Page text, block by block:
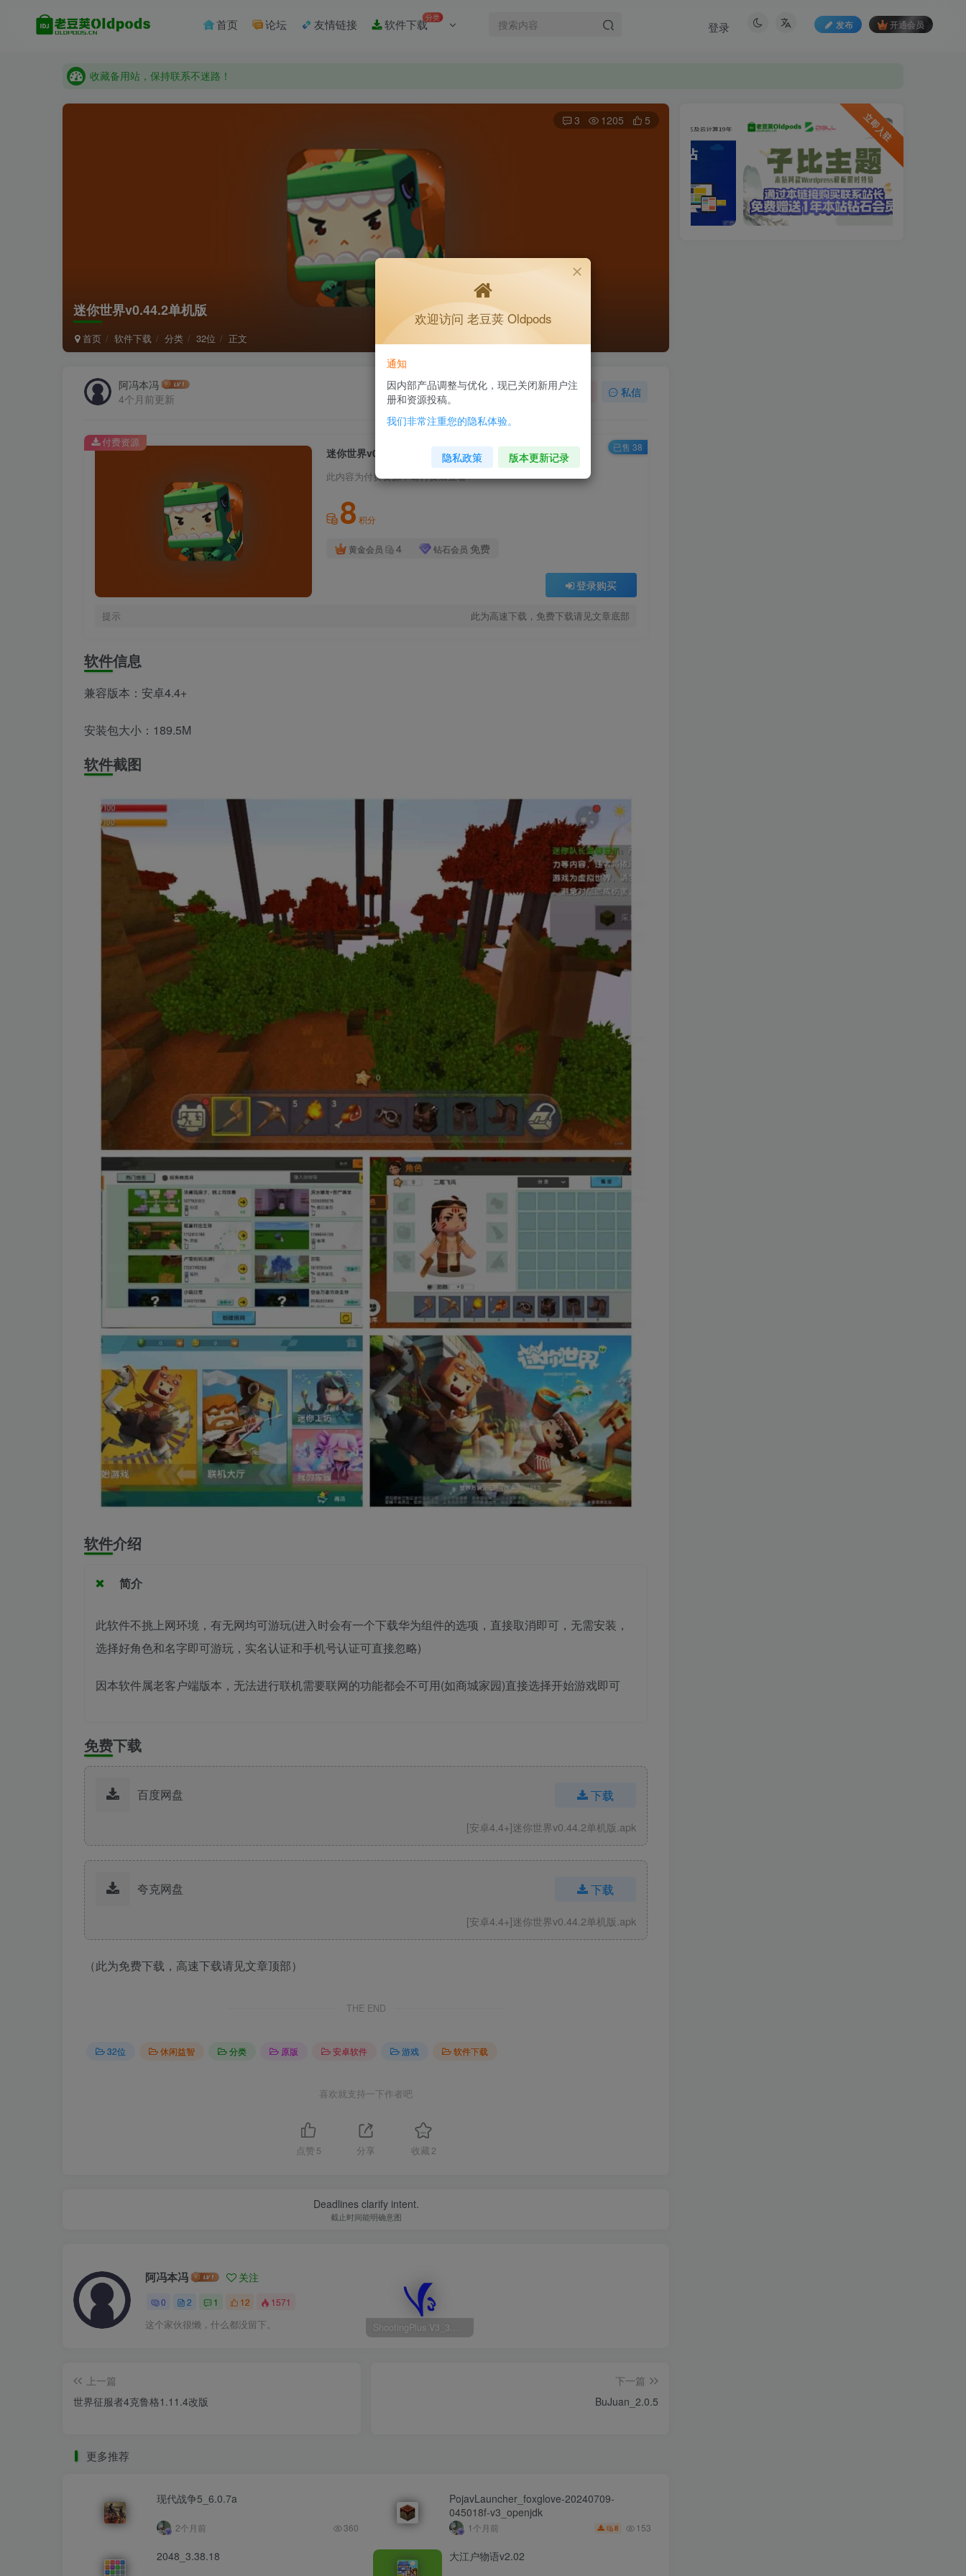
首页 论坛 友情链接 软件下载分类
发布 开通会员
登录
老豆荚 Oldpods版本：v10.3.0 泡芙
老豆荚 Oldpods版本：v10.3.0 泡芙
迷你世界v0.44.2单机版
首页 软件下载 分类 32位 正文
3 1205 5
阿冯本冯
4个月前更新
关注 私信
迷你世界v0.44.2单机版
此内容为付费资源，请付费后查看
8 积分
黄金会员 4 钻石会员 免费
登录购买
提示 此为高速下载，免费下载请见文章底部
付费资源 已售 38
软件信息
兼容版本：安卓4.4+
安装包大小：189.5M
软件截图
软件介绍
简介
此软件不挑上网环境，有无网均可游玩(进入时会有一个下载华为组件的选项，直接取消即可，无需安装，
选择好角色和名字即可游玩，实名认证和手机号认证可直接忽略)
因本软件属老客户端版本，无法进行联机需要联网的功能都会不可用(如商城家园)直接选择开始游戏即可
免费下载
百度网盘 下载
[安卓4.4+]迷你世界v0.44.2单机版.apk
夸克网盘 下载
[安卓4.4+]迷你世界v0.44.2单机版.apk
（此为免费下载，高速下载请见文章顶部）
THE END
32位 休闲益智 分类 原版 安卓软件 游戏 软件下载
喜欢就支持一下作者吧
点赞 5 分享 收藏 2
Deadlines clarify intent.
截止时间能明确意图
阿冯本冯 关注
0 2 1 12 1571
这个家伙很懒，什么都没留下。 ShootingPlus V3_3.0.1.682 OPPO版
上一篇
世界征服者4克鲁格1.11.4改版
下一篇
BuJuan_2.0.5
更多推荐
现代战争5_6.0.7a
2个月前 360
PojavLauncher_foxglove-20240709-
045018f-v3_openjdk
1个月前 8 153
2048_3.38.18 大江户物语v2.02
立即入驻
欢迎访问 老豆荚 Oldpods
通知
因内部产品调整与优化，现已关闭新用户注
册和资源投稿。
我们非常注重您的隐私体验。
隐私政策 版本更新记录